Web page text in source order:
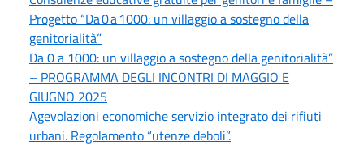
Progetto “Da 0 a 1000: un villaggio a sostegno della
genitorialità”
Da 0 a 1000: un villaggio a sostegno della genitorialità”
– PROGRAMMA DEGLI INCONTRI DI MAGGIO E
GIUGNO 2025
Agevolazioni economiche servizio integrato dei rifiuti
urbani. Regolamento “utenze deboli”.